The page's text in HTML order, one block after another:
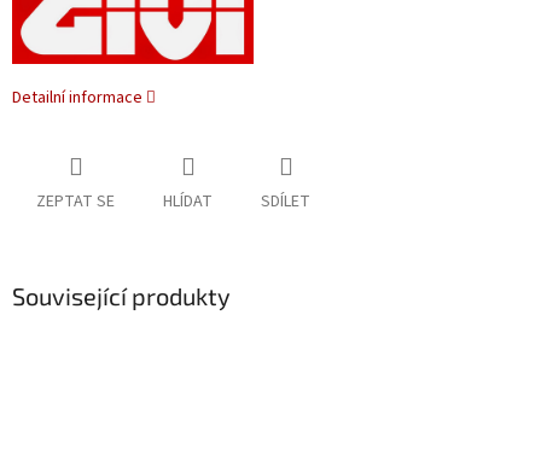
Detailní informace
ZEPTAT SE HLÍDAT SDÍLET
Související produkty